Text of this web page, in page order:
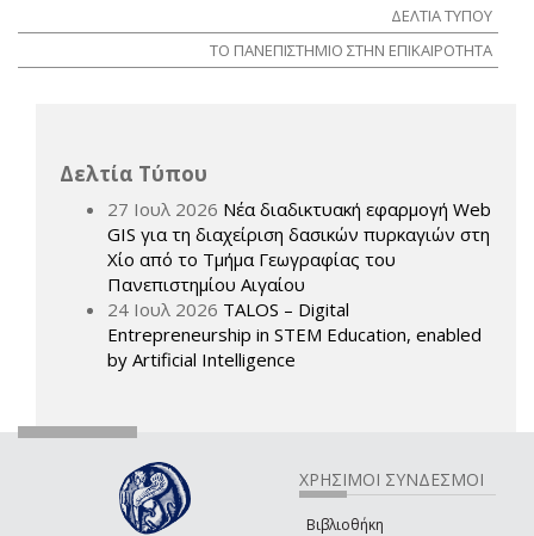
ΔΕΛΤΙΑ ΤΥΠΟΥ
ΤΟ ΠΑΝΕΠΙΣΤΗΜΙΟ ΣΤΗΝ ΕΠΙΚΑΙΡΟΤΗΤΑ
Δελτία Τύπου
27 Ιουλ 2026 Νέα διαδικτυακή εφαρμογή Web
GIS για τη διαχείριση δασικών πυρκαγιών στη
Χίο από το Τμήμα Γεωγραφίας του
Πανεπιστημίου Αιγαίου
24 Ιουλ 2026 TALOS – Digital
Entrepreneurship in STEM Education, enabled
by Artificial Intelligence
ΧΡΗΣΙΜΟΙ ΣΥΝΔΕΣΜΟΙ
Βιβλιοθήκη